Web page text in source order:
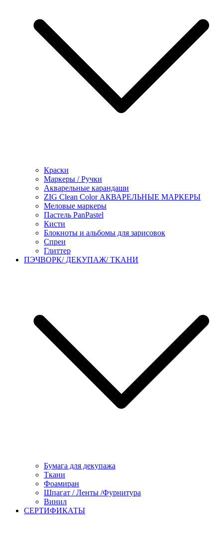
Краски
Маркеры / Ручки
Акварельные карандаши
ZIG Clean Color АКВАРЕЛЬНЫЕ МАРКЕРЫ
Меловые маркеры
Пастель PanPastel
Кисти
Блокноты и альбомы для зарисовок
Спреи
Глиттер
ПЭЧВОРК/ ДЕКУПАЖ/ ТКАНИ
Бумага для декупажа
Ткани
Фоамиран
Шпагат / Ленты /Фурнитура
Винил
СЕРТИФИКАТЫ